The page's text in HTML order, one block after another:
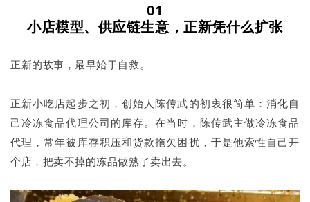
01
小店模型、供应链生意，正新凭什么扩张
正新的故事，最早始于自救。
正新小吃店起步之初，创始人陈传武的初衷很简单：消化自
己冷冻食品代理公司的库存。在当时，陈传武主做冷冻食品
代理，常年被库存积压和货款拖欠困扰，于是他索性自己开
个店，把卖不掉的冻品做熟了卖出去。